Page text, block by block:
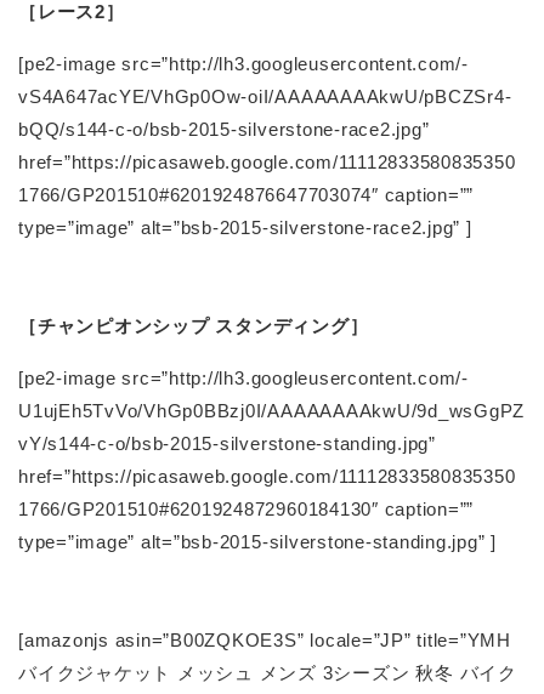
［レース2］
[pe2-image src=”http://lh3.googleusercontent.com/-
vS4A647acYE/VhGp0Ow-oiI/AAAAAAAAkwU/pBCZSr4-
bQQ/s144-c-o/bsb-2015-silverstone-race2.jpg”
href=”https://picasaweb.google.com/11112833580835350
1766/GP201510#6201924876647703074″ caption=””
type=”image” alt=”bsb-2015-silverstone-race2.jpg” ]
［チャンピオンシップ スタンディング］
[pe2-image src=”http://lh3.googleusercontent.com/-
U1ujEh5TvVo/VhGp0BBzj0I/AAAAAAAAkwU/9d_wsGgPZ
vY/s144-c-o/bsb-2015-silverstone-standing.jpg”
href=”https://picasaweb.google.com/11112833580835350
1766/GP201510#6201924872960184130″ caption=””
type=”image” alt=”bsb-2015-silverstone-standing.jpg” ]
[amazonjs asin=”B00ZQKOE3S” locale=”JP” title=”YMH
バイクジャケット メッシュ メンズ 3シーズン 秋冬 バイク